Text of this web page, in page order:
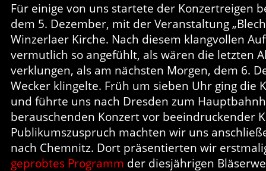
Für einige von uns startete der Konzertreigen
dem 5. Dezember, mit der Veranstaltung
Winzerlaer Kirche. Nach diesem klangvollen
vermutlich so angefühlt, als wären die letzten
verklungen, als am nächsten Morgen, dem 6.
Wecker klingelte. Früh um sieben Uhr ging die
und führte uns nach Dresden zum
berauschenden Konzert vor beeindruckender
Publikumszuspruch machten wir uns
nach Chemnitz. Dort präsentierten wir
geprobtes Programm der diesjährigen